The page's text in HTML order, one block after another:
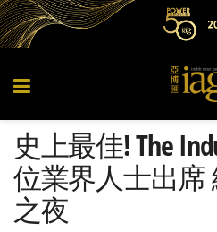
史上最佳! The
位業界人士出席
之夜